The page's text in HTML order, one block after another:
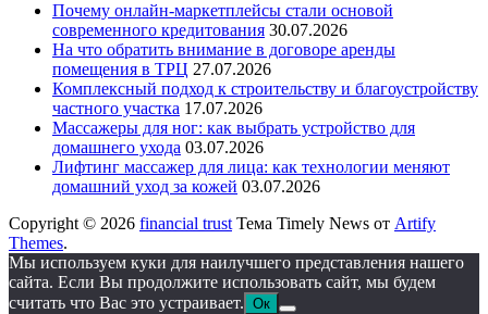
Почему онлайн-маркетплейсы стали основой
современного кредитования 30.07.2026
На что обратить внимание в договоре аренды
помещения в ТРЦ 27.07.2026
Комплексный подход к строительству и благоустройству
частного участка 17.07.2026
Массажеры для ног: как выбрать устройство для
домашнего ухода 03.07.2026
Лифтинг массажер для лица: как технологии меняют
домашний уход за кожей 03.07.2026
Copyright © 2026 financial trust Тема Timely News от Artify
Themes.
Мы используем куки для наилучшего представления нашего
сайта. Если Вы продолжите использовать сайт, мы будем
считать что Вас это устраивает. Ок